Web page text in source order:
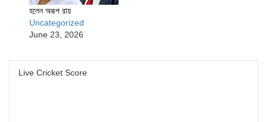
হলেন অরূপ রায়
Uncategorized
June 23, 2026
Live Cricket Score